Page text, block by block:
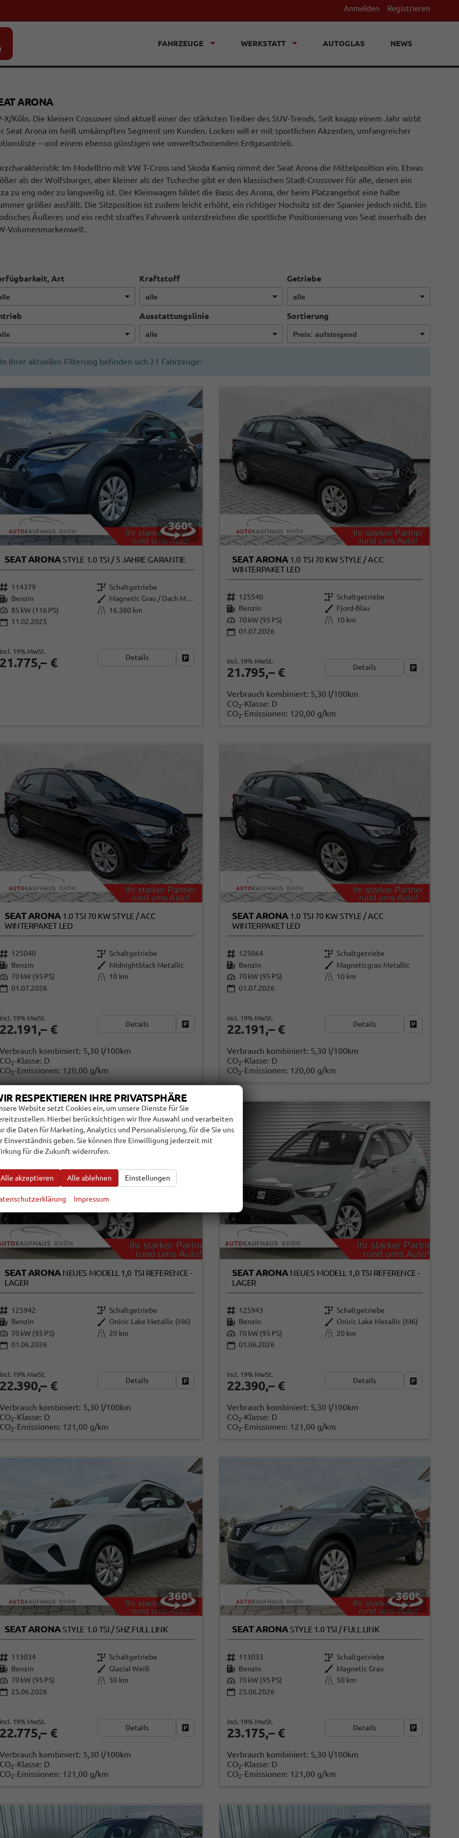
Anmelden Registrieren
FAHRZEUGE WERKSTATT AUTOGLAS NEWS
ARONA
X/Köln. Die kleinen Crossover sind aktuell einer der stärksten Treiber des SUV-Trends. Seit knapp einem Jahr wirbt
Seat Arona im heiß umkämpften Segment um Kunden. Locken will er mit sportlichen Akzenten, umfangreicher
– und einem ebenso günstigen wie umweltschonenden Erdgasantrieb.
Im Modelltrio mit VW T-Cross und Skoda Kamiq nimmt der Seat Arona die Mittelposition ein. Etwas
als der Wolfsburger, aber kleiner als der Tscheche gibt er den klassischen Stadt-Crossover für alle, denen ein
zu eng oder zu langweilig ist. Der Kleinwagen bildet die Basis des Arona, der beim Platzangebot eine halbe
größer ausfällt. Die Sitzposition ist zudem leicht erhöht, ein richtiger Hochsitz ist der Spanier jedoch nicht. Ein
Äußeres und ein recht straffes Fahrwerk unterstreichen die sportliche Positionierung von Seat innerhalb der
Volumenmarkenwelt.
Art Kraftstoff Getriebe
Ausstattungslinie Sortierung
In Ihrer aktuellen Filterung befinden sich 21 Fahrzeuge:
SEAT ARONA STYLE 1.0 TSI / 5 JAHRE GARANTIE
114379
Schaltgetriebe
Benzin
Magnetic Grau / Dach Midnight Black
85 kW (116 PS)
16.380 km
11.02.2025
21.775,– €
incl. 19% MwSt.
Details Fahrzeug parken
SEAT ARONA 1.0 TSI 70 KW STYLE / ACC
WINTERPAKET LED
125540
Schaltgetriebe
Benzin
Fjord-Blau
70 kW (95 PS)
10 km
01.07.2026
21.795,– €
incl. 19% MwSt.
Details Fahrzeug
Verbrauch kombiniert: 5,30 l/100km
CO2-Klasse: D
CO2-Emissionen: 120,00 g/km
SEAT ARONA 1.0 TSI 70 KW STYLE / ACC
WINTERPAKET LED
125040
Schaltgetriebe
Benzin
Midnightblack Metallic
70 kW (95 PS)
10 km
01.07.2026
22.191,– €
incl. 19% MwSt.
Details
Verbrauch kombiniert: 5,30 l/100km
CO2-Klasse: D
CO2-Emissionen: 120,00 g/km
SEAT ARONA 1.0 TSI 70 KW STYLE / ACC
WINTERPAKET LED
125064
Schaltgetriebe
Benzin
Magneticgrau Metallic
70 kW (95 PS)
10 km
01.07.2026
22.191,– €
incl. 19% MwSt.
Details
Verbrauch kombiniert: 5,30 l/100km
CO2-Klasse: D
CO2-Emissionen: 120,00 g/km
SEAT ARONA NEUES MODELL 1,0 TSI REFERENCE -
LAGER
125942
Schaltgetriebe
Benzin
Oniric Lake Metallic (M6)
70 kW (95 PS)
20 km
01.06.2026
22.390,– €
incl. 19% MwSt.
Details Fahrzeug parken
Verbrauch kombiniert: 5,30 l/100km
CO2-Klasse: D
CO2-Emissionen: 121,00 g/km
SEAT ARONA NEUES MODELL 1,0 TSI REFERENCE -
LAGER
125943
Schaltgetriebe
Benzin
Oniric Lake Metallic (M6)
70 kW (95 PS)
20 km
01.06.2026
22.390,– €
incl. 19% MwSt.
Details
Verbrauch kombiniert: 5,30 l/100km
CO2-Klasse: D
CO2-Emissionen: 121,00 g/km
SEAT ARONA STYLE 1.0 TSI / SHZ FULL LINK
113034
Schaltgetriebe
Benzin
Glacial Weiß
70 kW (95 PS)
50 km
25.06.2026
22.775,– €
incl. 19% MwSt.
Details
Verbrauch kombiniert: 5,30 l/100km
CO2-Klasse: D
CO2-Emissionen: 121,00 g/km
SEAT ARONA STYLE 1.0 TSI / FULL LINK
113033
Schaltgetriebe
Benzin
Magnetic Grau
70 kW (95 PS)
50 km
25.06.2026
23.175,– €
incl. 19% MwSt.
Details
Verbrauch kombiniert: 5,30 l/100km
CO2-Klasse: D
CO2-Emissionen: 121,00 g/km
RESPEKTIEREN IHRE PRIVATSPHÄRE
Website setzt Cookies ein, um unsere Dienste für Sie
Hierbei berücksichtigen wir Ihre Auswahl und verarbeiten
die Daten für Marketing, Analytics und Personalisierung, für die Sie uns
Einverständnis geben. Sie können Ihre Einwilligung jederzeit mit
für die Zukunft widerrufen.
Alle akzeptieren Alle ablehnen Einstellungen
Impressum